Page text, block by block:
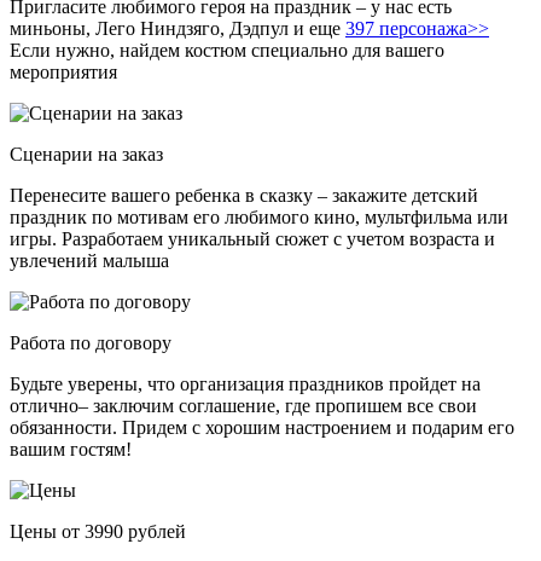
Пригласите любимого героя на праздник – у нас есть
миньоны, Лего Ниндзяго, Дэдпул и еще 397 персонажа>>
Если нужно, найдем костюм специально для вашего
мероприятия
Сценарии на заказ
Перенесите вашего ребенка в сказку – закажите детский
праздник по мотивам его любимого кино, мультфильма или
игры. Разработаем уникальный сюжет с учетом возраста и
увлечений малыша
Работа по договору
Будьте уверены, что организация праздников пройдет на
отлично– заключим соглашение, где пропишем все свои
обязанности. Придем с хорошим настроением и подарим его
вашим гостям!
Цены от 3990 рублей